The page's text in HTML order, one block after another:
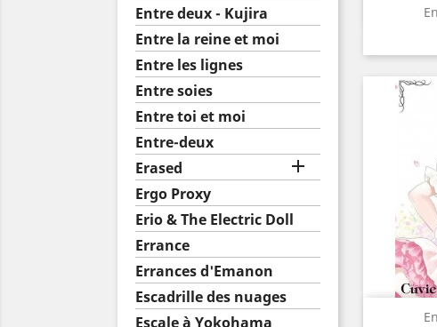
Entre deux - Kujira
Entre la reine et moi
Entre les lignes
Entre soies
Entre toi et moi
Entre-deux
Erased

Ergo Proxy
Erio & The Electric Doll
Errance
Errances d'Emanon
Escadrille des nuages
Escale à Yokohama

